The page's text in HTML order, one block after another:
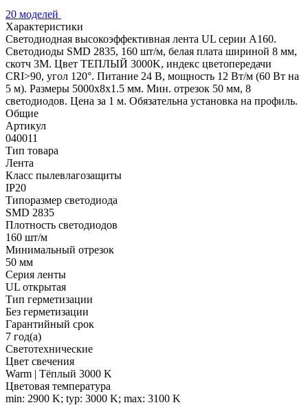
20 моделей
Характеристики
Светодиодная высокоэффективная лента UL серии A160.
Светодиоды SMD 2835, 160 шт/м, белая плата шириной 8 мм,
скотч 3M. Цвет ТЕПЛЫЙ 3000K, индекс цветопередачи
CRI>90, угол 120°. Питание 24 В, мощность 12 Вт/м (60 Вт на
5 м). Размеры 5000x8x1.5 мм. Мин. отрезок 50 мм, 8
светодиодов. Цена за 1 м. Обязательна установка на профиль.
Общие
Артикул
040011
Тип товара
Лента
Класс пылевлагозащиты
IP20
Типоразмер светодиода
SMD 2835
Плотность светодиодов
160 шт/м
Минимальный отрезок
50 мм
Серия ленты
UL открытая
Тип герметизации
Без герметизации
Гарантийный срок
7 год(а)
Светотехнические
Цвет свечения
Warm | Тёплый 3000 K
Цветовая температура
min: 2900 K; typ: 3000 K; max: 3100 K